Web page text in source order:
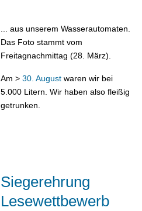
... aus unserem Wasserautomaten.
Das Foto stammt vom
Freitagnachmittag (28. März).
Am >30. August waren wir bei
5.000 Litern. Wir haben also fleißig
getrunken.
Siegerehrung
Lesewettbewerb